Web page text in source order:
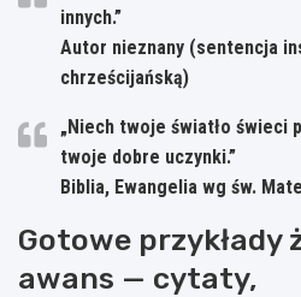
innych.”
Autor nieznany (sentencja
chrześcijańską)
„Niech twoje światło świeci
twoje dobre uczynki.”
Biblia, Ewangelia wg św.
Gotowe przykłady
awans — cytaty,